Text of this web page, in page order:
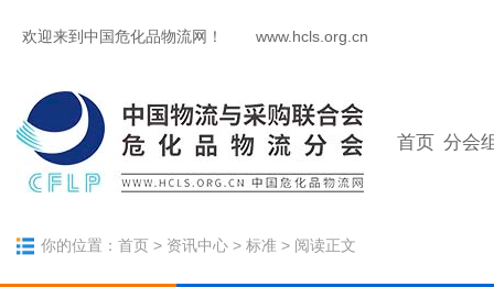
欢迎来到中国危化品物流网！ www.hcls.org.cn
首页 分会
你的位置： 首页 > 资讯中心 > 标准 > 阅读正文